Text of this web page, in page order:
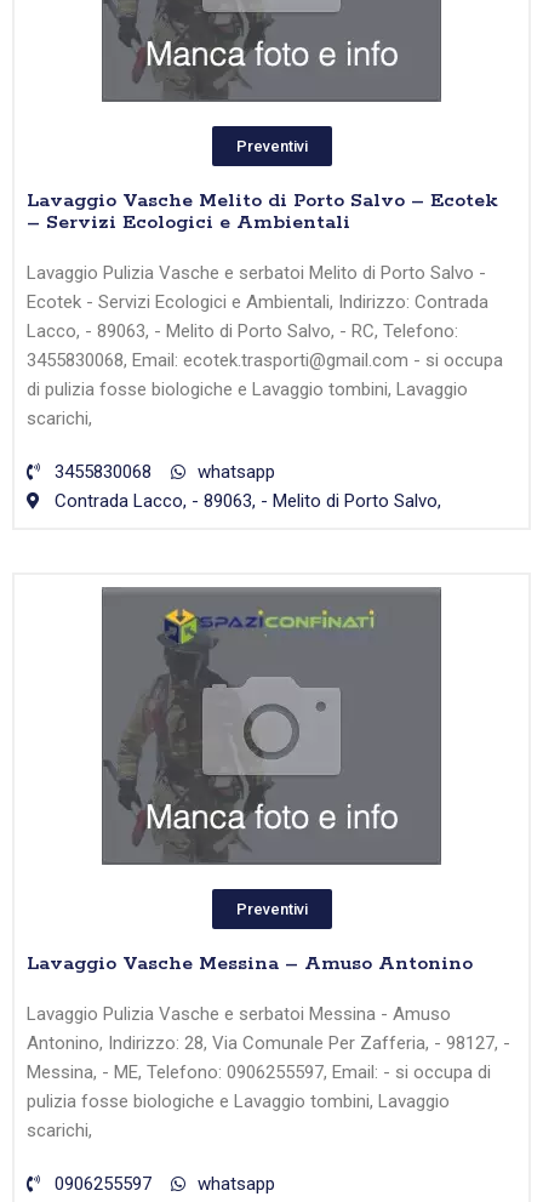
Preventivi
Lavaggio Vasche Melito di Porto Salvo – Ecotek
– Servizi Ecologici e Ambientali
Lavaggio Pulizia Vasche e serbatoi Melito di Porto Salvo -
Ecotek - Servizi Ecologici e Ambientali, Indirizzo: Contrada
Lacco, - 89063, - Melito di Porto Salvo, - RC, Telefono:
3455830068, Email: ecotek.trasporti@gmail.com - si occupa
di pulizia fosse biologiche e Lavaggio tombini, Lavaggio
scarichi,
3455830068
whatsapp
Contrada Lacco, - 89063, - Melito di Porto Salvo,
Preventivi
Lavaggio Vasche Messina – Amuso Antonino
Lavaggio Pulizia Vasche e serbatoi Messina - Amuso
Antonino, Indirizzo: 28, Via Comunale Per Zafferia, - 98127, -
Messina, - ME, Telefono: 0906255597, Email: - si occupa di
pulizia fosse biologiche e Lavaggio tombini, Lavaggio
scarichi,
0906255597 whatsapp